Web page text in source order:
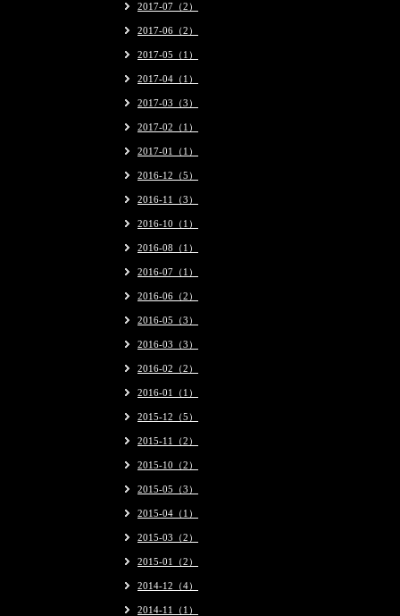
2017-07（2）
2017-06（2）
2017-05（1）
2017-04（1）
2017-03（3）
2017-02（1）
2017-01（1）
2016-12（5）
2016-11（3）
2016-10（1）
2016-08（1）
2016-07（1）
2016-06（2）
2016-05（3）
2016-03（3）
2016-02（2）
2016-01（1）
2015-12（5）
2015-11（2）
2015-10（2）
2015-05（3）
2015-04（1）
2015-03（2）
2015-01（2）
2014-12（4）
2014-11（1）